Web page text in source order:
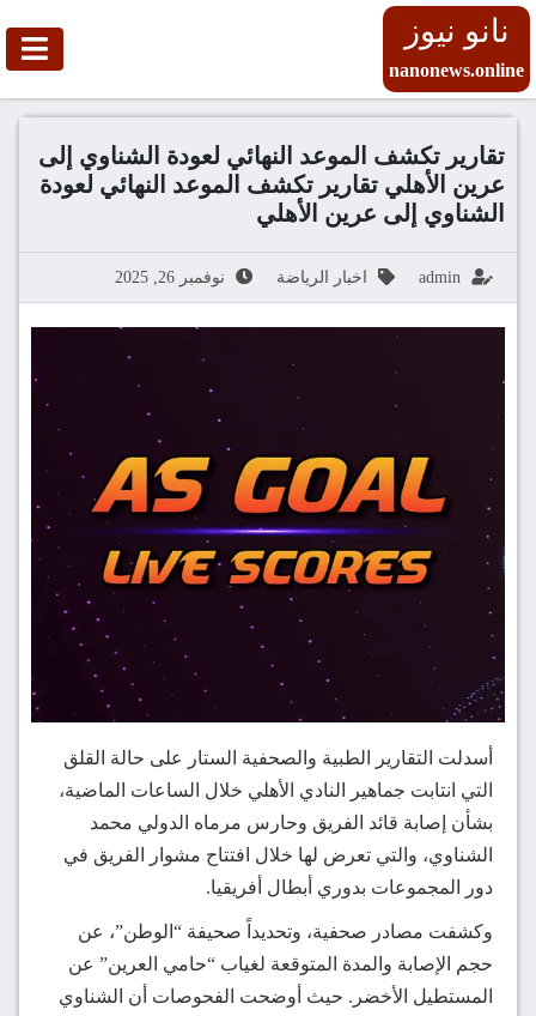
نانو نيوز
nanonews.online
تقارير تكشف الموعد النهائي لعودة الشناوي إلى
عرين الأهلي تقارير تكشف الموعد النهائي لعودة
الشناوي إلى عرين الأهلي
admin اخبار الرياضة نوفمبر 26, 2025
أسدلت التقارير الطبية والصحفية الستار على حالة القلق
التي انتابت جماهير النادي الأهلي خلال الساعات الماضية،
بشأن إصابة قائد الفريق وحارس مرماه الدولي محمد
الشناوي، والتي تعرض لها خلال افتتاح مشوار الفريق في
دور المجموعات بدوري أبطال أفريقيا.
وكشفت مصادر صحفية، وتحديداً صحيفة “الوطن”، عن
حجم الإصابة والمدة المتوقعة لغياب “حامي العرين” عن
المستطيل الأخضر. حيث أوضحت الفحوصات أن الشناوي